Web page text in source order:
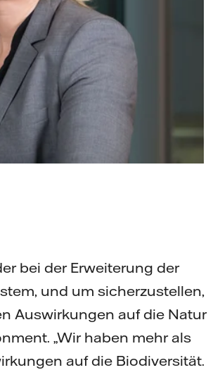
bei der Erweiterung der
und um sicherzustellen,
Auswirkungen auf die Natur
„Wir haben mehr als
auf die Biodiversität.